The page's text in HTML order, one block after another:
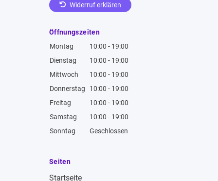
Widerruf erklären
Öffnungszeiten
Montag
10:00 - 19:00
Dienstag
10:00 - 19:00
Mittwoch
10:00 - 19:00
Donnerstag
10:00 - 19:00
Freitag
10:00 - 19:00
Samstag
10:00 - 19:00
Sonntag
Geschlossen
Seiten
Startseite